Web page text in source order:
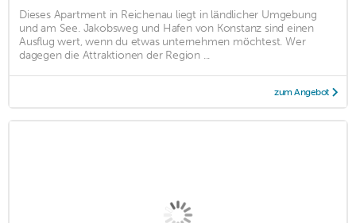
Dieses Apartment in Reichenau liegt in ländlicher Umgebung
und am See. Jakobsweg und Hafen von Konstanz sind einen
Ausflug wert, wenn du etwas unternehmen möchtest. Wer
dagegen die Attraktionen der Region ...
zum Angebot